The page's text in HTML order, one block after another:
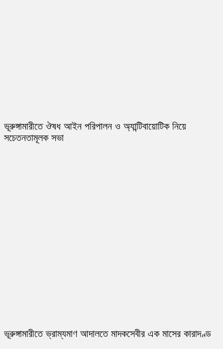
ভূরুঙ্গামারীতে ঔষধ আইন পরিপালন ও অ্যান্টিবায়োটিক নিয়ে
সচেতনতামূলক সভা
ভূরুঙ্গামারীতে ভ্রাম্যমাণ আদালতে মাদকসেবীর এক মাসের কারাদণ্ড